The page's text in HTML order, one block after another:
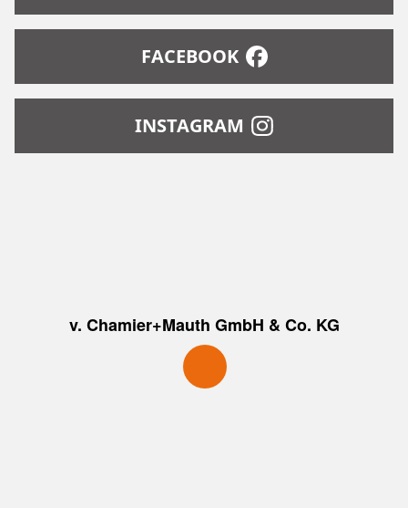
FACEBOOK
INSTAGRAM
v. Chamier+Mauth GmbH & Co. KG